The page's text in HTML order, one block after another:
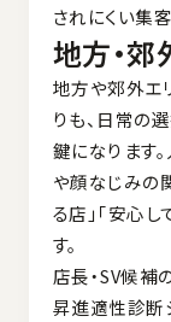
されにくい集
地方・
地方や郊外エ
りも、日常の
鍵になります
や顔なじみの
る店」「安心
す。
店長・SV候補
昇進適性診断